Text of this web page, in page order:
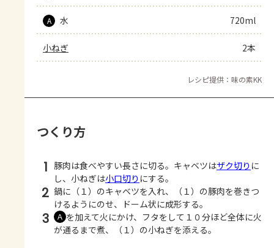
A 水 720ml
小ねぎ 2本
レシピ提供：味の素KK
つくり方
1 豚肉は食べやすい長さに切る。キャベツはザク切り に
し、小ねぎは小口切り にする。
2 鍋に（１）のキャベツを入れ、（１）の豚肉を巻きつ
けるようにのせ、ドーム状に成形する。
3 Ａ を加えて火にかけ、フタをして１０分ほど全体に火
が通るまで煮、（１）の小ねぎを添える。